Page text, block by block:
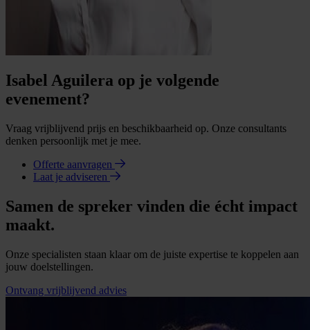
Isabel Aguilera op je volgende
evenement?
Vraag vrijblijvend prijs en beschikbaarheid op. Onze consultants
denken persoonlijk met je mee.
Offerte aanvragen
Laat je adviseren
Samen de spreker vinden die écht impact
maakt.
Onze specialisten staan klaar om de juiste expertise te koppelen aan
jouw doelstellingen.
Ontvang vrijblijvend advies